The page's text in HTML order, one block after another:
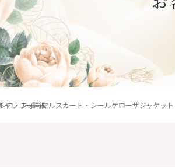
(40～50代の方向け)
）
プリンセスドレス
(95〜130サイズ)
(コサージュ・ネ
ロ・フォーマルスカート・シールケローザジャケッ
ャラリー詳細